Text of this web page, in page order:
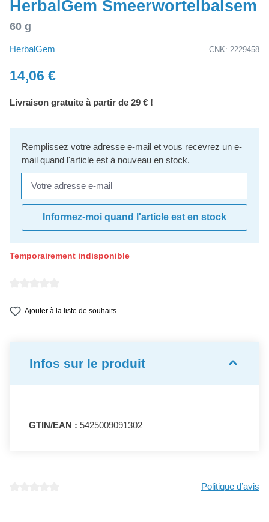
HerbalGem Smeerwortelbalsem
60 g
HerbalGem CNK: 2229458
14,06 €
Livraison gratuite à partir de 29 € !
Remplissez votre adresse e-mail et vous recevrez un e-
mail quand l'article est à nouveau en stock.
Informez-moi quand l'article est en stock
Temporairement indisponible
Ajouter à la liste de souhaits
Infos sur le produit
GTIN/EAN : 5425009091302
Politique d’avis